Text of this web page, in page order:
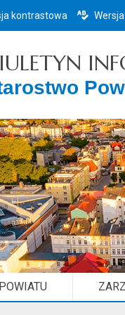
kontrastowa